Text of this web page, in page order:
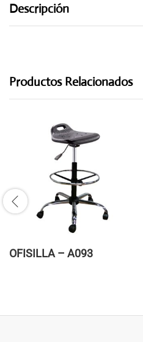
Descripción
Productos Relacionados
OFISILLA – A093